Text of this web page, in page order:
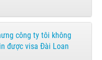
công ty tôi không
được visa Đài Loan